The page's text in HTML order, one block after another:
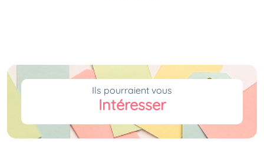
Ils pourraient vous
Intéresser